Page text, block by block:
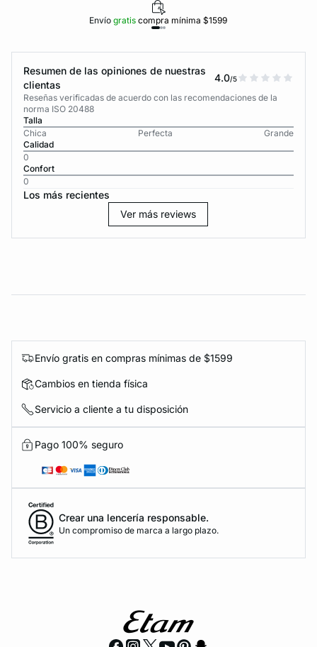
Envíogratiscompra mínima $1599
Resumen de las opiniones de nuestras
clientas
4.0/5
Reseñas verificadas de acuerdo con las recomendaciones de la
norma ISO 20488
Talla
Chica
Perfecta
Grande
Calidad
0
Confort
0
Los más recientes
Ver más reviews
Envío gratis en compras mínimas de $1599
Cambios en tienda física
Servicio a cliente a tu disposición
Pago 100% seguro
Crear una lencería responsable.
Un compromiso de marca a largo plazo.